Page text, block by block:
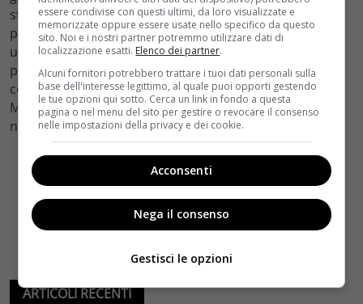
stanno girando una serie tv possono solitamente
partecipare come guest-star in un episodio all’anno di
un’altra serie, ma questo limite può cadere se il
progetto che si vuole intraprendere è considerato ‘non
competitivo’. Potrebbe la NBC considerare Veronica
Mars, per esempio su Netflix, non competitiva? Per ora
non lo sappiamo”.
ARTICOLI RECENTI
essere condivise con questi ultimi, da loro visualizzate e
memorizzate oppure essere usate nello specifico da questo
sito. Noi e i nostri partner potremmo utilizzare dati di
localizzazione esatti. Elenco dei partner.
Alcuni fornitori potrebbero trattare i tuoi dati personali sulla
base dell'interesse legittimo, al quale puoi opporti gestendo
le tue opzioni qui sotto. Cerca un link in fondo a questa
pagina o nel menu del sito per gestire o revocare il consenso
nelle impostazioni della privacy e dei cookie.
Acconsenti
Nega il consenso
Gestisci le opzioni